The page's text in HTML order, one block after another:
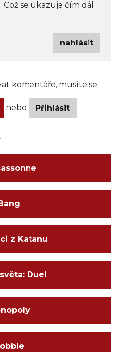
se ukazuje čím dál
nahlásit
komentáře, musíte se:
nebo Přihlásit
z Katanu
Duel